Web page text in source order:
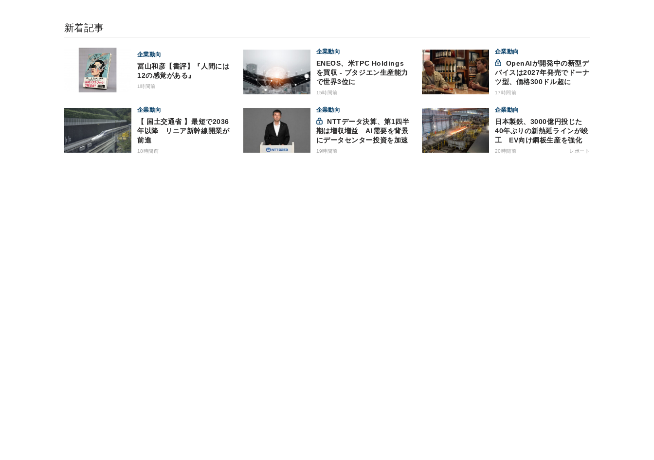
新着記事
企業動向
冨山和彦【書評】『人間には
12の感覚がある』
1時間前
企業動向
ENEOS、米TPC Holdings
を買収 - ブタジエン生産能力
で世界3位に
15時間前
企業動向
バイスは2027年発売でドーナ
ツ型、価格300ドル超に
17時間前
企業動向
【 国土交通省 】最短で2036
年以降 リニア新幹線開業が
前進
18時間前
企業動向
期は増収増益 AI需要を背景
にデータセンター投資を加速
19時間前
企業動向
日本製鉄、3000億円投じた
40年ぶりの新熱延ラインが竣
工 EV向け鋼板生産を強化
20時間前 レポート